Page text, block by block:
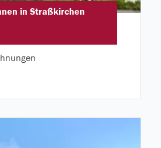
in Straßkirchen